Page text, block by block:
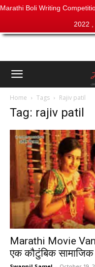
Marathi Boli Writing
2022 ,
Home Tags Rajiv patil
Tag: rajiv patil
Marathi Movie
एक कौटुंबिक